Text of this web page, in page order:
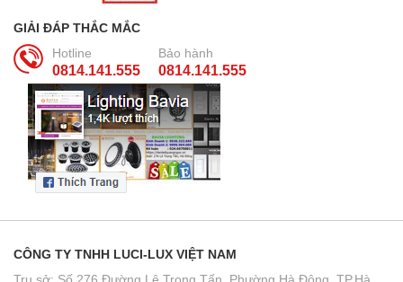
GIẢI ĐÁP THẮC MẮC
Hotline
0814.141.555
Bảo hành
0814.141.555
CÔNG TY TNHH LUCI-LUX VIỆT NAM